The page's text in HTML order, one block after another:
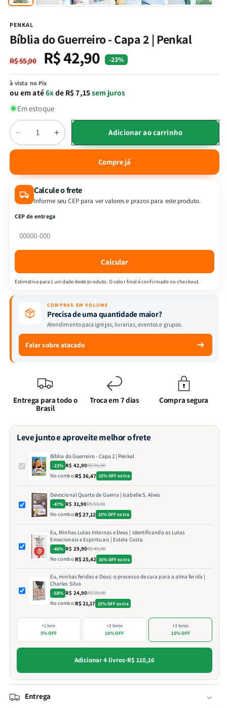
janela
PENKAL
Bíblia do Guerreiro - Capa 2 | Penkal
Preço
normal
R$ 55,90
Preço
promocional
R$ 42,90 -23%
à vista no Pix
ou em até6xde R$ 7,15sem juros
Em estoque
Quantidade
Diminuir
a
Bíblia
do
Guerreiro
2
Aumentar
a
quantidade
Bíblia
do
Guerreiro
Adicionar ao carrinho
Compre já
Calcule o frete
Informe seu CEP para ver valores e prazos para este produto.
CEP de entrega
Calcular
Estimativa para 1 unidade deste produto. O valor final é confirmado no checkout.
COMPRAS EM VOLUME
Precisa de uma quantidade maior?
Atendimento para igrejas, livrarias, eventos e grupos.
Falar sobre atacado
Entrega para todo o
Brasil
Troca em 7 dias Compra segura
Leve junto e aproveite melhor o frete
Bíblia do Guerreiro - Capa 2 | Penkal
-23% R$ 42,90R$ 55,90
No combo:R$ 36,47 15% OFF extra
Devocional Quarto de Guerra | Isabelle S. Alves
-47% R$ 31,90R$ 59,90
No combo:R$ 27,12 15% OFF extra
Eu, Minhas Lutas Internas e Deus | Identificando as Lutas
Emocionais e Espirituais | Estela Costa
-40% R$ 29,90R$ 49,80
No combo:R$ 25,42 15% OFF extra
Eu, minhas feridas e Deus: o processo de cura para a alma ferida |
Charles Silva
-58% R$ 24,90R$ 59,90
No combo:R$ 21,17 15% OFF extra
+1 livro
5% OFF
+2 livros
10% OFF
+3 livros
15% OFF
Adicionar 4 livros·R$ 110,16
Entrega